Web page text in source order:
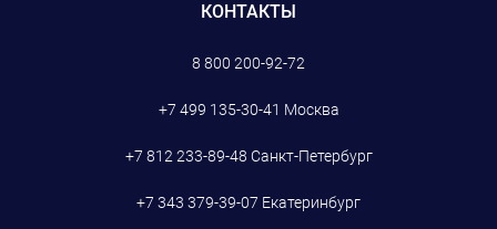
КОНТАКТЫ
8 800 200-92-72
+7 499 135-30-41 Москва
+7 812 233-89-48 Санкт-Петербург
+7 343 379-39-07 Екатеринбург